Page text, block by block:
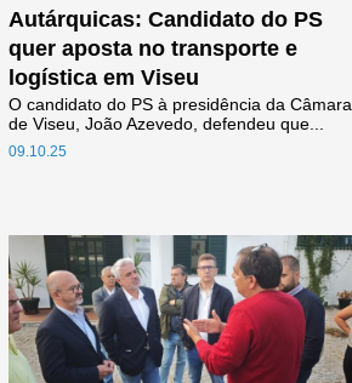
Autárquicas: Candidato do PS
quer aposta no transporte e
logística em Viseu
09.10.25
O candidato do PS à presidência da Câmara
de Viseu, João Azevedo, defendeu que...